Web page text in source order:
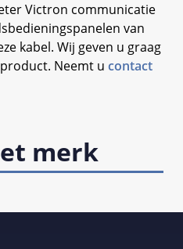
merk
Victron communicatie
van
kabel. Wij geven u graag
Neemt u contact